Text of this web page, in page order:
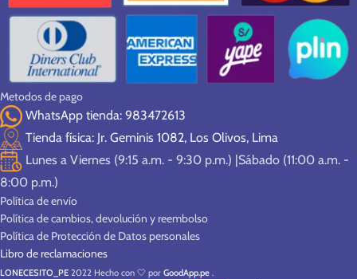
Metodos de pago
WhatsApp tienda: 983472613
Tienda física: Jr. Geminis 1082, Los Olivos, Lima
Lunes a Viernes (9:15 a.m. - 9:30 p.m.) |Sábado (11:00 a.m. -
8:00 p.m.)
Política de envío
Política de cambios, devolución y reembolso
Política de Protección de Datos personales
Libro de reclamaciones
LONECESITO_PE 2022 Hecho con 🤍 por GoodApp.pe .